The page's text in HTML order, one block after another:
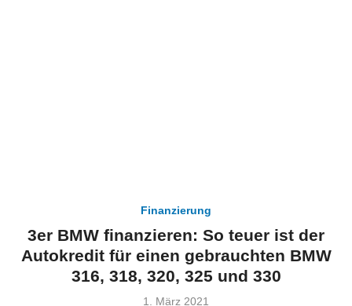
Finanzierung
3er BMW finanzieren: So teuer ist der
Autokredit für einen gebrauchten BMW
316, 318, 320, 325 und 330
Veröffentlicht
1. März 2021